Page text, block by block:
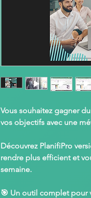
Vous souhaitez gagner
vos objectifs avec une
Découvrez PlanifiPro
rendre plus efficient et
semaine.
🎯 Un outil complet pour